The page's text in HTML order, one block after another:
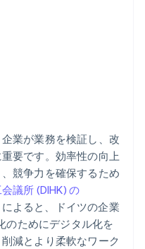
のように構築しているかを
更
CRM
な経路選定
クト管理
業が業務を検証し、改
要です。効率性の向上
競争力を確保するため
議所 (DIHK) の
によると、ドイツの企業
のためにデジタル化を
減とより柔軟なワーク